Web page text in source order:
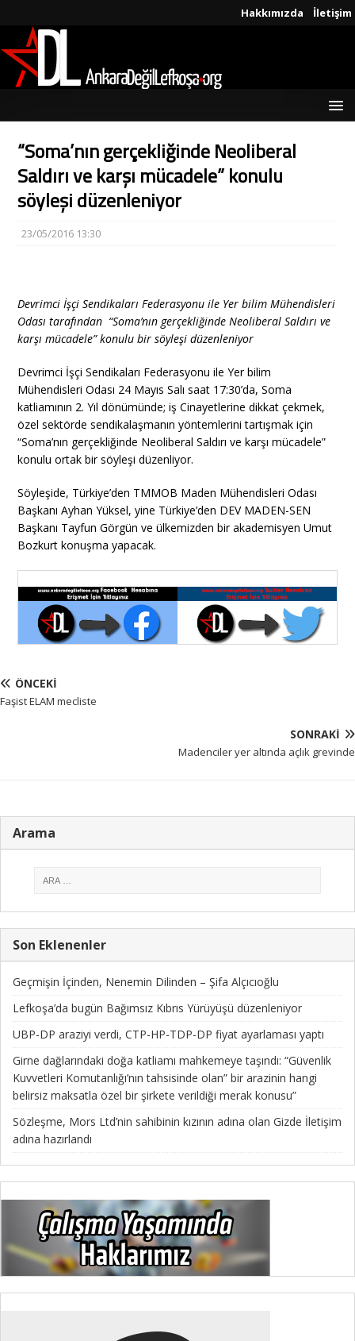
Hakkımızda İletişim
“Soma’nın gerçekliğinde Neoliberal
Saldırı ve karşı mücadele” konulu
söyleşi düzenleniyor
23/05/2016 13:30
Devrimci İşçi Sendikaları Federasyonu ile Yer bilim Mühendisleri
Odası tarafından “Soma’nın gerçekliğinde Neoliberal Saldırı ve
karşı mücadele” konulu bir söyleşi düzenleniyor
Devrimci İşçi Sendikaları Federasyonu ile Yer bilim
Mühendisleri Odası 24 Mayıs Salı saat 17:30’da, Soma
katliamının 2. Yıl dönümünde; iş Cinayetlerine dikkat çekmek,
özel sektörde sendikalaşmanın yöntemlerini tartışmak için
“Soma’nın gerçekliğinde Neoliberal Saldırı ve karşı mücadele”
konulu ortak bir söyleşi düzenliyor.
Söyleşide, Türkiye’den TMMOB Maden Mühendisleri Odası
Başkanı Ayhan Yüksel, yine Türkiye’den DEV MADEN-SEN
Başkanı Tayfun Görgün ve ülkemizden bir akademisyen Umut
Bozkurt konuşma yapacak.
ÖNCEKI
Faşist ELAM mecliste
SONRAKI
Madenciler yer altında açlık grevinde
Arama
Son Eklenenler
Geçmişin İçinden, Nenemin Dilinden – Şifa Alçıcıoğlu
Lefkoşa’da bugün Bağımsız Kıbrıs Yürüyüşü düzenleniyor
UBP-DP araziyi verdi, CTP-HP-TDP-DP fiyat ayarlaması yaptı
Girne dağlarındaki doğa katliamı mahkemeye taşındı: “Güvenlik
Kuvvetleri Komutanlığı’nın tahsisinde olan” bir arazinin hangi
belirsiz maksatla özel bir şirkete verildiği merak konusu”
Sözleşme, Mors Ltd’nin sahibinin kızının adına olan Gizde İletişim
adına hazırlandı